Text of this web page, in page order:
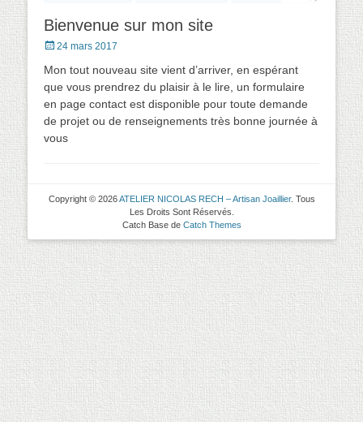
Bienvenue sur mon site
Posted
24 mars 2017
Mon tout nouveau site vient d’arriver, en espérant
que vous prendrez du plaisir à le lire, un formulaire
en page contact est disponible pour toute demande
de projet ou de renseignements très bonne journée à
vous
Copyright © 2026ATELIER NICOLAS RECH – Artisan Joaillier. Tous
Les Droits Sont Réservés.
Catch Base de Catch Themes